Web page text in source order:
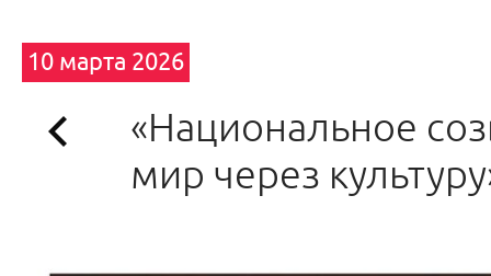
10 марта 2026
«Национальное
мир через